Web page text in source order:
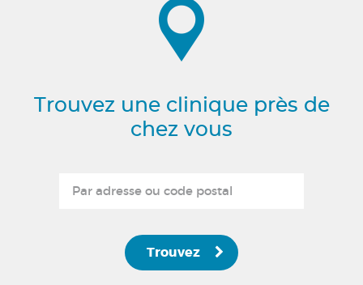
Trouvez une clinique près de
chez vous
Trouvez